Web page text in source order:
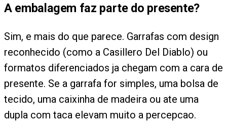
A embalagem faz parte do presente?
Sim, e mais do que parece. Garrafas com design
reconhecido (como a Casillero Del Diablo) ou
formatos diferenciados ja chegam com a cara de
presente. Se a garrafa for simples, uma bolsa de
tecido, uma caixinha de madeira ou ate uma
dupla com taca elevam muito a percepcao.